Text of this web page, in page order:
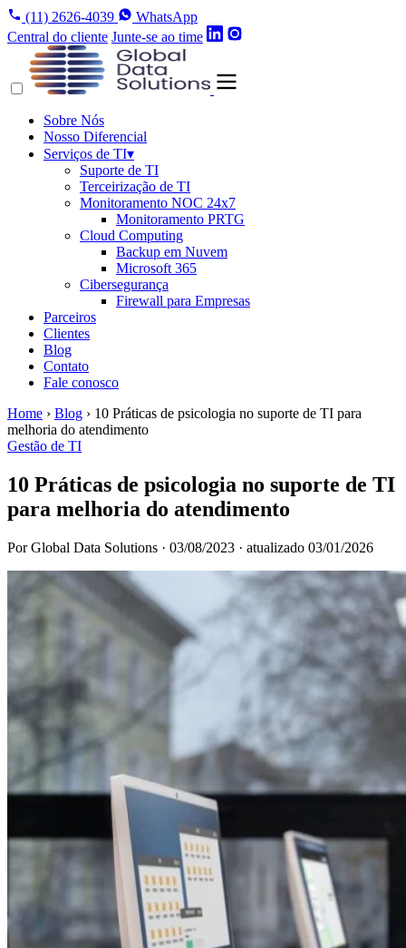
(11) 2626-4039
WhatsApp
Central do cliente Junte-se ao time
Sobre Nós
Nosso Diferencial
Serviços de TI▾
Suporte de TI
Terceirização de TI
Monitoramento NOC 24x7
Monitoramento PRTG
Cloud Computing
Backup em Nuvem
Microsoft 365
Cibersegurança
Firewall para Empresas
Parceiros
Clientes
Blog
Contato
Fale conosco
Home › Blog › 10 Práticas de psicologia no suporte de TI para
melhoria do atendimento
Gestão de TI
10 Práticas de psicologia no suporte de TI
para melhoria do atendimento
Por Global Data Solutions · 03/08/2023 · atualizado 03/01/2026